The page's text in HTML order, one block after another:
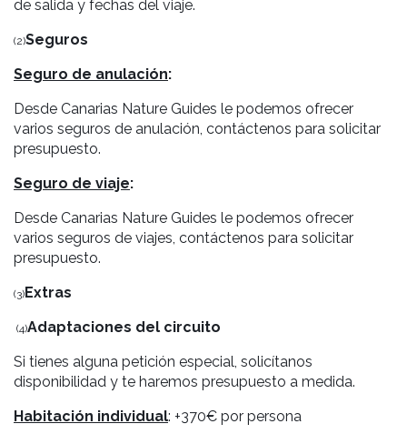
de salida y fechas del viaje.
(2)Seguros
Seguro de anulación:
Desde Canarias Nature Guides le podemos ofrecer
varios seguros de anulación, contáctenos para solicitar
presupuesto.
Seguro de viaje:
Desde Canarias Nature Guides le podemos ofrecer
varios seguros de viajes, contáctenos para solicitar
presupuesto.
(3)Extras
(4)Adaptaciones del circuito
Si tienes alguna petición especial, solicítanos
disponibilidad y te haremos presupuesto a medida.
Habitación individual: +370€ por persona